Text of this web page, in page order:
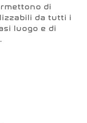
di
da tutti i
luogo e di